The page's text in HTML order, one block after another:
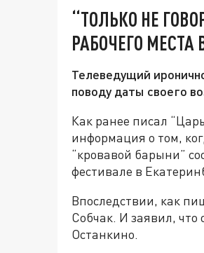
“ТОЛЬКО НЕ
РАБОЧЕГО МЕСТА
Телеведущий
поводу даты своего
Как ранее писал
информация о том,
“кровавой барыни”
фестивале в
Впоследствии, как
Собчак. И заявил, что
Останкино.